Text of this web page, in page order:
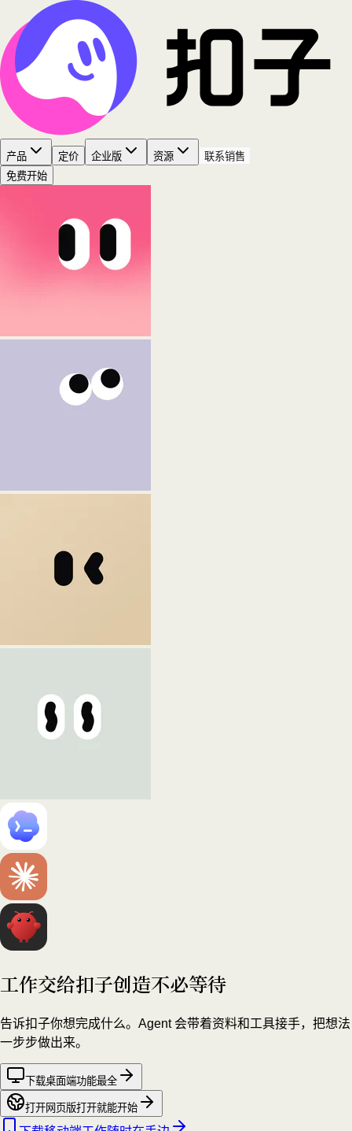
产品 定价 企业版 资源
联系销售
免费开始
工作交给扣子创造不必等待
告诉扣子你想完成什么。Agent 会带着资料和工具接手，把想法
一步步做出来。
下载桌面端功能最全
打开网页版打开就能开始